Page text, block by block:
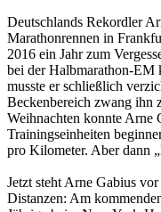
Deutschlands Rekordler
Marathonrennen in
2016 ein Jahr zum
bei der Halbmarathon-EM
musste er schließlich
Beckenbereich zwang ihn
Weihnachten konnte
Trainingseinheiten
pro Kilometer. Aber dann
Jetzt steht Arne Gabius
Distanzen: Am